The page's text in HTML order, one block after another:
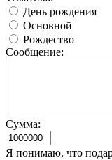
День рождения
Основной
Рождество
Сообщение:
Сумма:
Я понимаю, что